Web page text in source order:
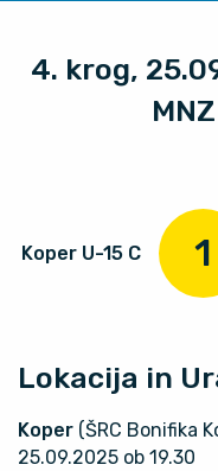
4. krog,
Koper U-15 C 1
Lokacija in
Koper (ŠRC Bonifika
25.09.2025 ob 19.30